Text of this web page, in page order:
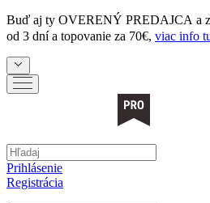
Buď aj ty OVERENÝ PREDAJCA a
od 3 dní a topovanie za 70€, viac info
Prihlásenie
Registrácia